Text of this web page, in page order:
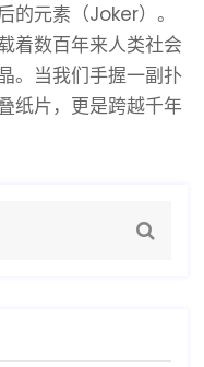
的元素（Joker）。
着数百年来人类社会
。当我们手握一副扑
纸片，更是跨越千年